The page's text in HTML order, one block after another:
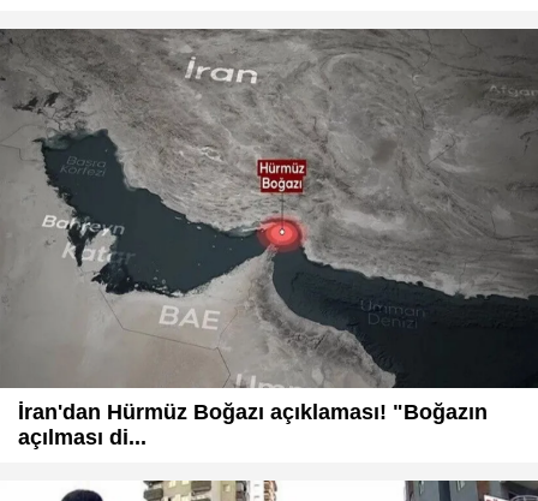
İran'dan Hürmüz Boğazı açıklaması! "Boğazın
açılması di...